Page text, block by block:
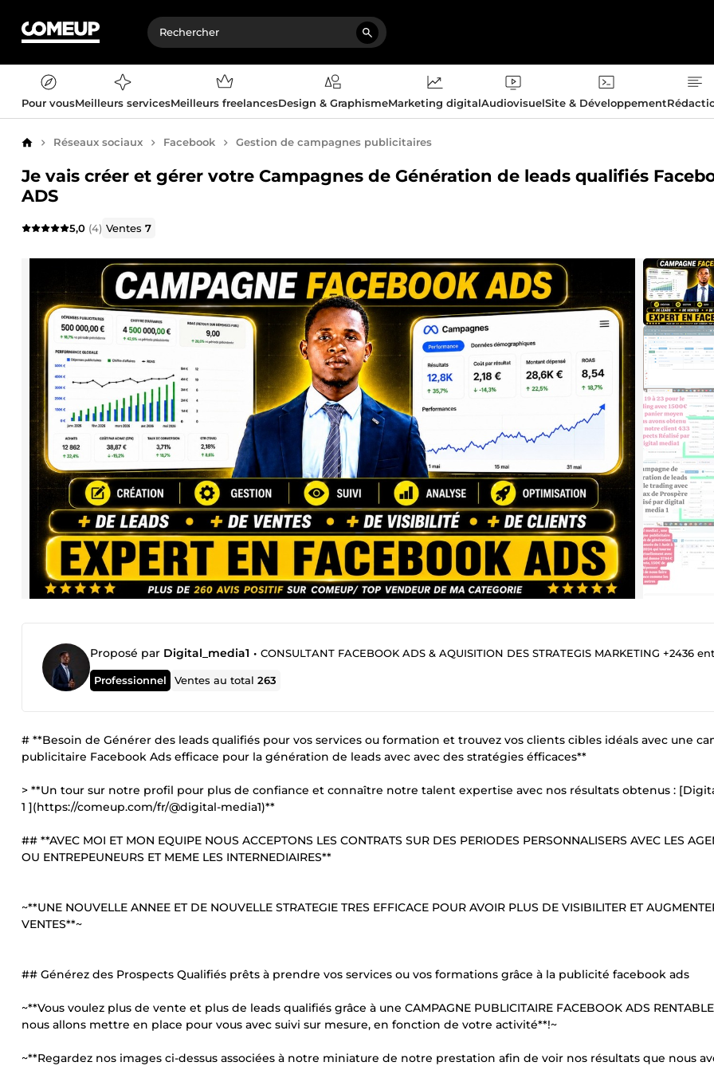
Pour vousMeilleurs servicesMeilleurs freelancesDesign & GraphismeMarketing digitalAudiovisuelSite & Développement
AccueilRéseaux sociaux Facebook Gestion de campagnes publicitaires
Je vais créer et gérer votre Campagnes de Génération de leads qualifiés
ADS
5,0 (4) Ventes7
Proposé par Digital_media1 • CONSULTANT FACEBOOK ADS & AQUISITION DES STRATEGIS MARKETING +2436 entreprises & agences
Professionnel Ventes au total263
# **Besoin de Générer des leads qualifiés pour vos services ou formation et trouvez vos clients cibles idéals avec une
publicitaire Facebook Ads efficace pour la génération de leads avec avec des stratégies éfficaces**
> **Un tour sur notre profil pour plus de confiance et connaître notre talent expertise avec nos résultats obtenus :
1 ](https://comeup.com/fr/@digital-media1)**
## **AVEC MOI ET MON EQUIPE NOUS ACCEPTONS LES CONTRATS SUR DES PERIODES PERSONNALISERS AVEC LES
OU ENTREPEUNEURS ET MEME LES INTERNEDIAIRES**
~**UNE NOUVELLE ANNEE ET DE NOUVELLE STRATEGIE TRES EFFICACE POUR AVOIR PLUS DE VISIBILITER ET
VENTES**~
## Générez des Prospects Qualifiés prêts à prendre vos services ou vos formations grâce à la publicité facebook ads
~**Vous voulez plus de vente et plus de leads qualifiés grâce à une CAMPAGNE PUBLICITAIRE FACEBOOK ADS
nous allons mettre en place pour vous avec suivi sur mesure, en fonction de votre activité**!~
~**Regardez nos images ci-dessus associées à notre miniature de notre prestation afin de voir nos résultats que nous